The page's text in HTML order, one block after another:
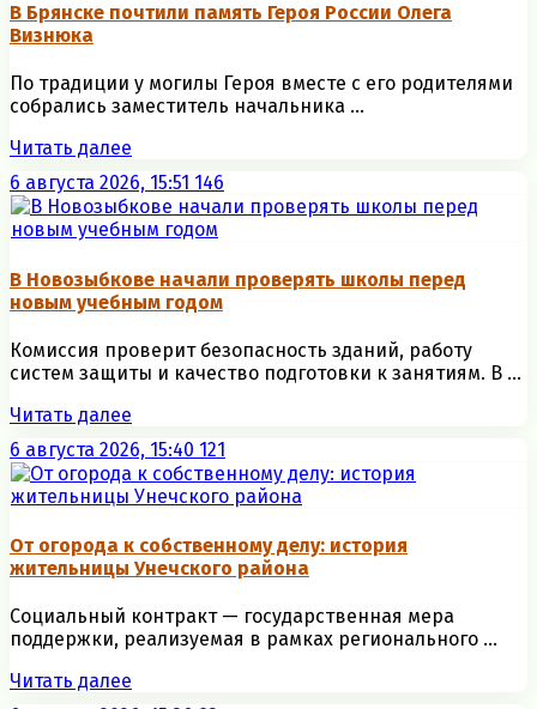
В Брянске почтили память Героя России Олега
Визнюка
По традиции у могилы Героя вместе с его родителями
собрались заместитель начальника ...
Читать далее
6 августа 2026, 15:51 146
В Новозыбкове начали проверять школы перед
новым учебным годом
Комиссия проверит безопасность зданий, работу
систем защиты и качество подготовки к занятиям. В ...
Читать далее
6 августа 2026, 15:40 121
От огорода к собственному делу: история
жительницы Унечского района
Социальный контракт — государственная мера
поддержки, реализуемая в рамках регионального ...
Читать далее